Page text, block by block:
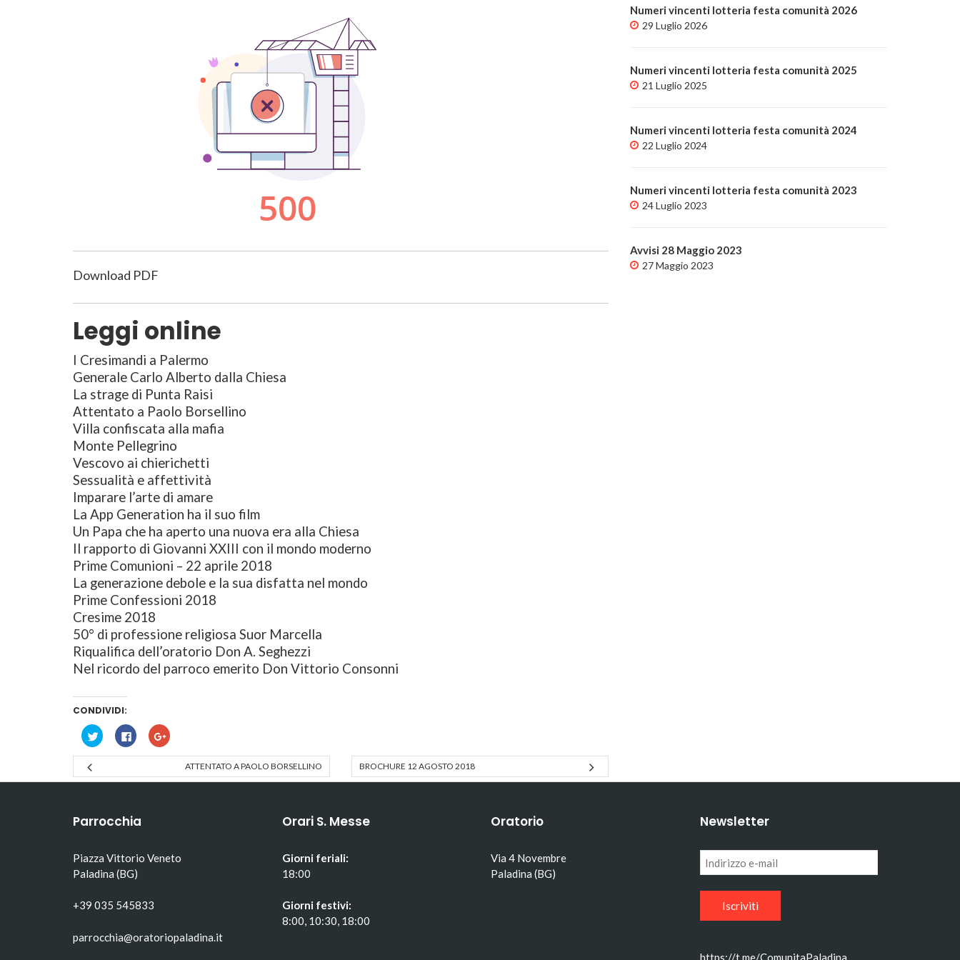
Download PDF
Leggi online
I Cresimandi a Palermo
Generale Carlo Alberto dalla Chiesa
La strage di Punta Raisi
Attentato a Paolo Borsellino
Villa confiscata alla mafia
Monte Pellegrino
Vescovo ai chierichetti
Sessualità e affettività
Imparare l’arte di amare
La App Generation ha il suo film
Un Papa che ha aperto una nuova era alla Chiesa
Il rapporto di Giovanni XXIII con il mondo moderno
Prime Comunioni – 22 aprile 2018
La generazione debole e la sua disfatta nel mondo
Prime Confessioni 2018
Cresime 2018
50° di professione religiosa Suor Marcella
Riqualifica dell’oratorio Don A. Seghezzi
Nel ricordo del parroco emerito Don Vittorio Consonni
CONDIVIDI:
Fai
clic
qui
per
condividere
su
Twitter
una
nuova
Fai
clic
per
condividere
Facebook
(Si
nuova
finestra)
Fai
clic
qui
per
condividere
su
Google+
ATTENTATO A PAOLO BORSELLINO BROCHURE 12 AGOSTO 2018
Numeri vincenti lotteria festa comunità 2026
29 Luglio 2026
Numeri vincenti lotteria festa comunità 2025
21 Luglio 2025
Numeri vincenti lotteria festa comunità 2024
22 Luglio 2024
Numeri vincenti lotteria festa comunità 2023
24 Luglio 2023
Avvisi 28 Maggio 2023
27 Maggio 2023
Parrocchia
Piazza Vittorio Veneto
Paladina (BG)
+39 035 545833
parrocchia@oratoriopaladina.it
Orari S. Messe
Giorni feriali:
18:00
Giorni festivi:
8:00, 10:30, 18:00
Oratorio
Via 4 Novembre
Paladina (BG)
Newsletter
Indirizzo
e-
mail
https://t.me/ComunitaPaladina